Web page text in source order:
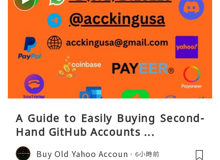
A Guide to Easily Buying Second-
Hand GitHub Accounts ...
Buy Old Yahoo Accoun 6小時前